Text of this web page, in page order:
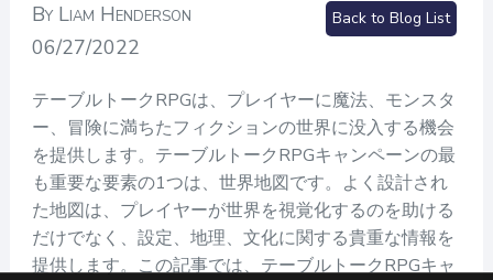
By Liam Henderson
06/27/2022
Back to Blog List
テーブルトークRPGは、プレイヤーに魔法、モンスタ
ー、冒険に満ちたフィクションの世界に没入する機会
を提供します。テーブルトークRPGキャンペーンの最
も重要な要素の1つは、世界地図です。よく設計され
た地図は、プレイヤーが世界を視覚化するのを助ける
だけでなく、設定、地理、文化に関する貴重な情報を
提供します。この記事では、テーブルトークRPGキャ